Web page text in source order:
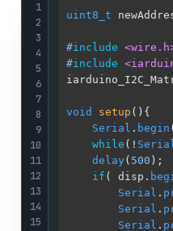
1
2
3
4
5
6
7
8
9
10
11
12
13
14
15
uint8_t
#include
#include
void setup ()
Serial . begin (
while (!
delay( 500
if ( disp.
Serial .
Serial .
Serial .